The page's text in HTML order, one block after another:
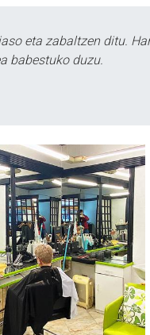
eta zabaltzen ditu.
babestuko duzu.